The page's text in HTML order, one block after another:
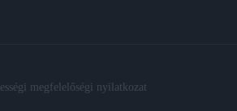
megfelelőségi nyilatkozat